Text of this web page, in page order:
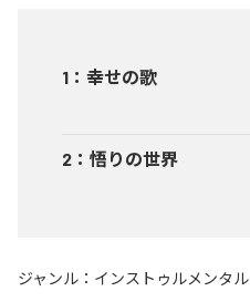
1 ： 幸せの歌
2 ： 悟りの世界
ジャンル： インストゥルメンタル